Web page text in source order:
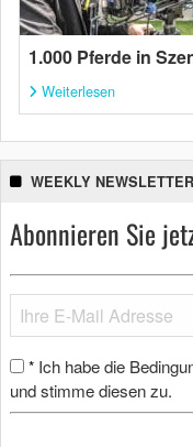
1.000 Pferde in
Weiterlesen
WEEKLY NEWSLETTER
Abonnieren Sie
* Ich habe die
und stimme diesen zu.